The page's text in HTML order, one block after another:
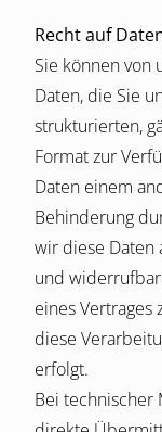
Recht auf
Sie können von
Daten, die Sie
strukturierten,
Format zur
Daten einem
Behinderung
wir diese Daten
und
eines Vertrages
diese
erfolgt.
Bei technischer